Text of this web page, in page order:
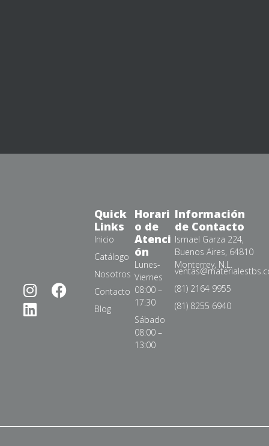
Información
de Contacto
Ismael Garza 224,
Buenos Aires, 64810
Monterrey, N.L.
(81) 2164 9955
(81) 8255 6940
Horari
o de
Atenci
ón
Lunes-
Viernes
08:00 –
17:30
Sábado
08:00 –
13:00
Quick
Links
Inicio
Catálogo
Nosotros
Contacto
Blog